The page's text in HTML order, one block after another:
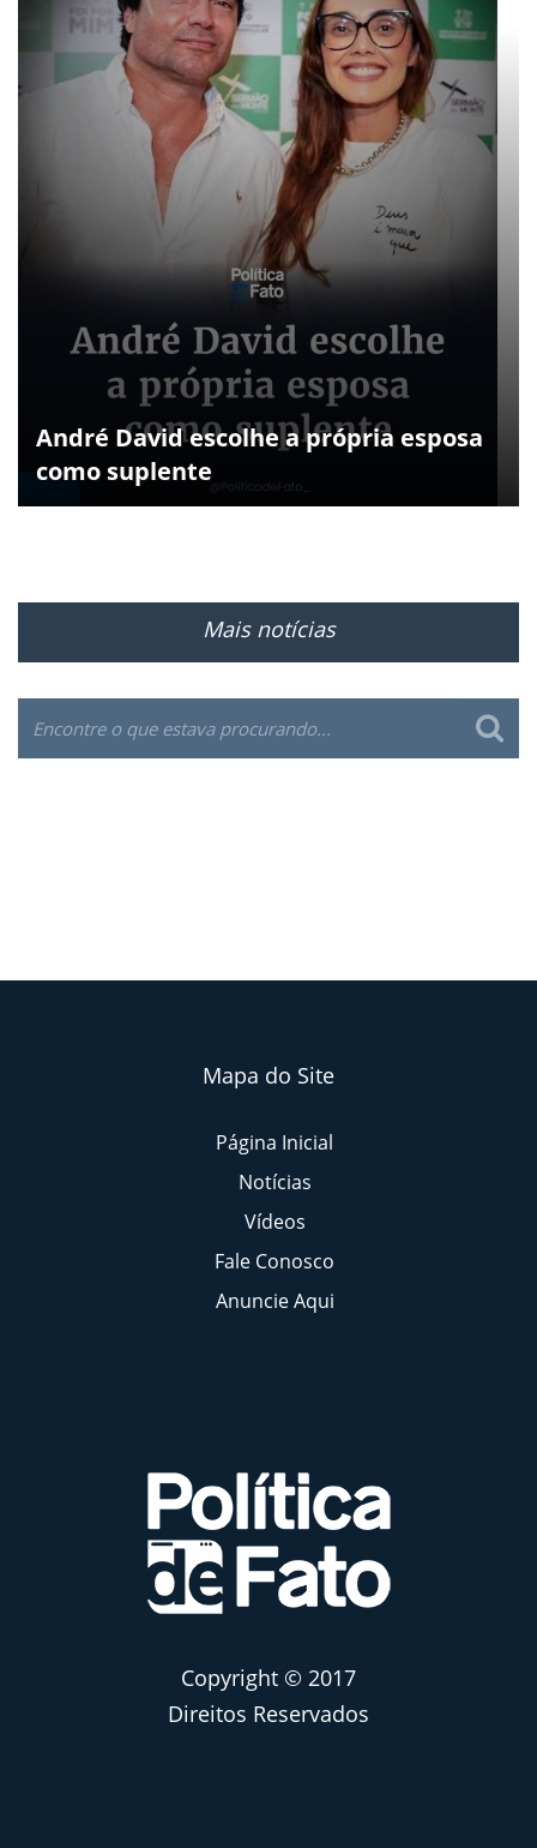
André David escolhe a própria esposa
como suplente
Mais notícias
Mapa do Site
Página Inicial
Notícias
Vídeos
Fale Conosco
Anuncie Aqui
Copyright © 2017
Direitos Reservados